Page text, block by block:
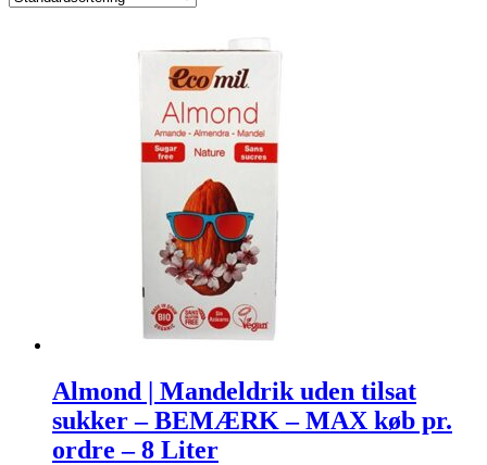
Almond | Mandeldrik uden tilsat
sukker – BEMÆRK – MAX køb pr.
ordre – 8 Liter